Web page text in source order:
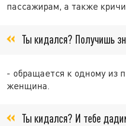
пассажирам, а также
Ты кидался? Получишь
- обращается к одному из
женщина.
Ты кидался? И тебе